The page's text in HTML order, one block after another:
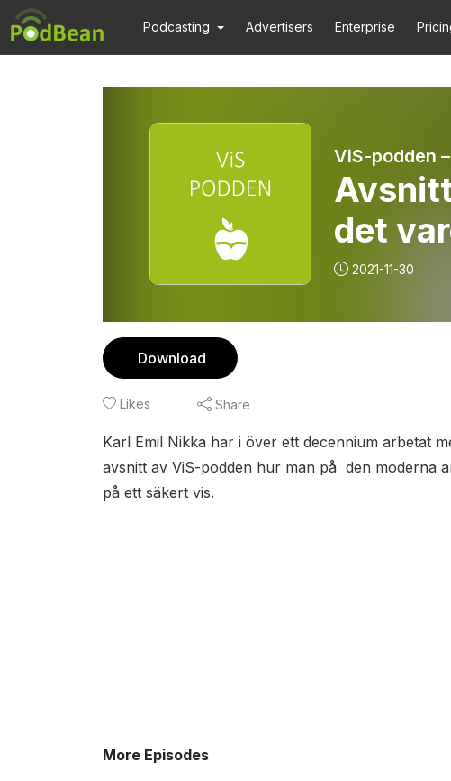
Podcasting Advertisers Enterprise
ViS-podden
det
2021-11-30
Download
Likes Share
Karl Emil Nikka har i över ett decennium arbetat
avsnitt av ViS-podden hur man på den moderna
på ett säkert vis.
More Episodes